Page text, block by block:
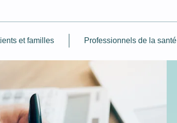
et familles Professionnels de la santé